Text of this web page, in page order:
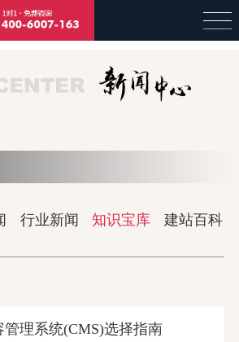
行业新闻 知识宝库 建站百科
管理系统(CMS)选择指南